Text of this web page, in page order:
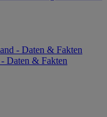
- Daten & Fakten
Daten & Fakten